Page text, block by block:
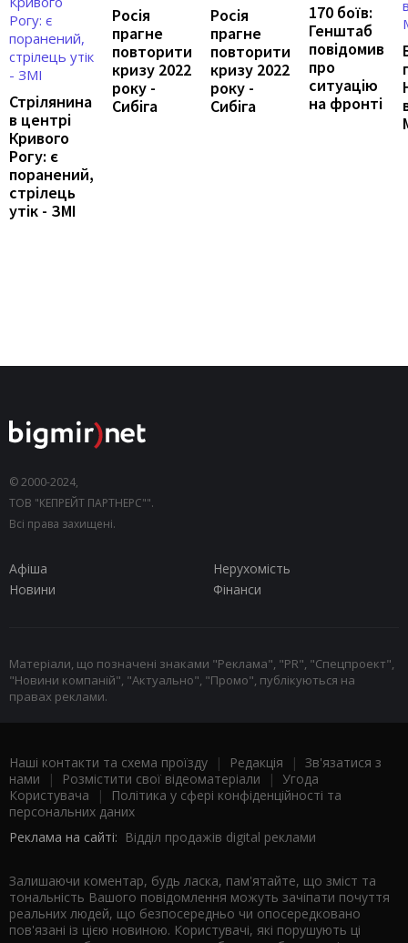
Стрілянина
в центрі
Кривого
Рогу: є
поранений,
стрілець
утік - ЗМІ
Росія
прагне
повторити
кризу 2022
року -
Сибіга
Росія
прагне
повторити
кризу 2022
року -
Сибіга
170 боїв:
Генштаб
повідомив
про
ситуацію
на фронті
© 2000-2024,
ТОВ "КЕПРЕЙТ ПАРТНЕРС"".
Всі права захищені.
Афіша
Нерухомість
Новини
Фінанси
Матеріали, що позначені знаками "Реклама", "PR", "Спецпроект",
"Новини компаній", "Актуально", "Промо", публікуються на
правах реклами.
Наші контакти та схема проїзду | Редакція | Зв'язатися з
нами | Розмістити свої відеоматеріали | Угода
Користувача |
Політика у сфері конфіденційності та
персональних даних
Реклама на сайті: Відділ продажів digital реклами
Залишаючи коментар, будь ласка, пам'ятайте, що зміст та
тональність Вашого повідомлення можуть зачіпати почуття
реальних людей, що безпосередньо чи опосередковано
пов'язані із цією новиною. Користувачі, які порушують ці